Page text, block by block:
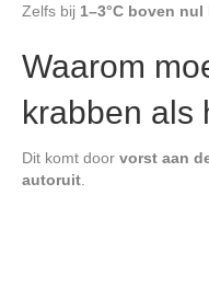
Zelfs bij 1–3°C boven nul
Waarom
krabben als
Dit komt door vorst aan
autoruit